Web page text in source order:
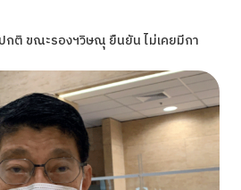
ติ ขณะรองฯวิษณุ ยืนยัน ไม่เคยมีกา